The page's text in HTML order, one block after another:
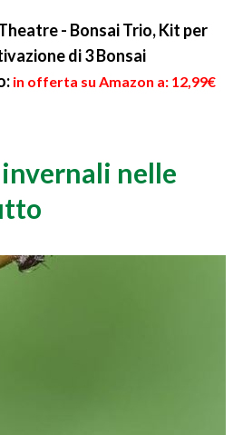
- Bonsai Trio, Kit per
di 3 Bonsai
in offerta su Amazon a: 12,99€
nelle